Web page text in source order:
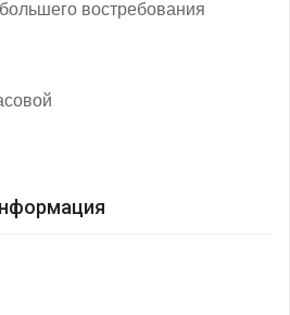
востребования